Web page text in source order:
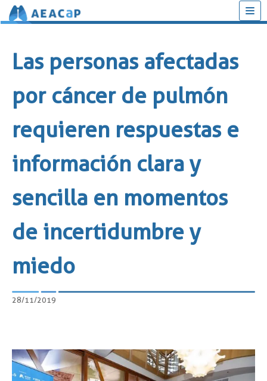
contenido
Las personas afectadas
por cáncer de pulmón
requieren respuestas e
información clara y
sencilla en momentos
de incertidumbre y
miedo
28/11/2019